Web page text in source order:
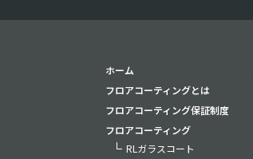
ホーム
フロアコーティングとは
フロアコーティング保証制度
フロアコーティング
RLガラスコート